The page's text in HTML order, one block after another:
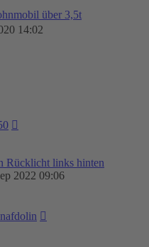
über 3,5t
14:02
Rücklicht links hinten
2022 09:06